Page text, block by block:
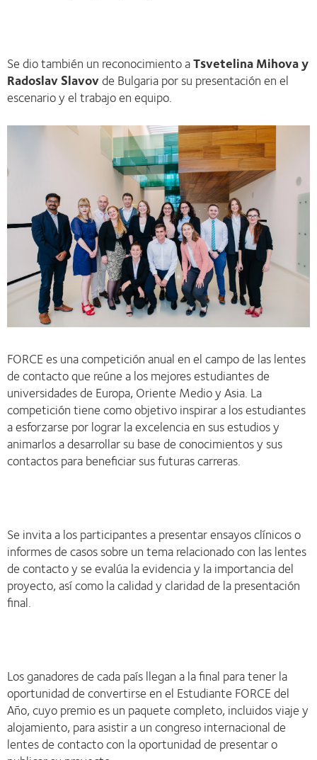
Se dio también un reconocimiento aTsvetelina Mihova y
Radoslav Slavovde Bulgaria por su presentación en el
escenario y el trabajo en equipo.
FORCE es una competición anual en el campo de las lentes
de contacto que reúne a los mejores estudiantes de
universidades de Europa, Oriente Medio y Asia. La
competición tiene como objetivo inspirar a los estudiantes
a esforzarse por lograr la excelencia en sus estudios y
animarlos a desarrollar su base de conocimientos y sus
contactos para beneficiar sus futuras carreras.
Se invita a los participantes a presentar ensayos clínicos o
informes de casos sobre un tema relacionado con las lentes
de contacto y se evalúa la evidencia y la importancia del
proyecto, así como la calidad y claridad de la presentación
final.
Los ganadores de cada país llegan a la final para tener la
oportunidad de convertirse en el Estudiante FORCE del
Año, cuyo premio es un paquete completo, incluidos viaje y
alojamiento, para asistir a un congreso internacional de
lentes de contacto con la oportunidad de presentar o